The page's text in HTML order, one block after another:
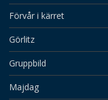
Förvår i kärret
Görlitz
Gruppbild
Majdag